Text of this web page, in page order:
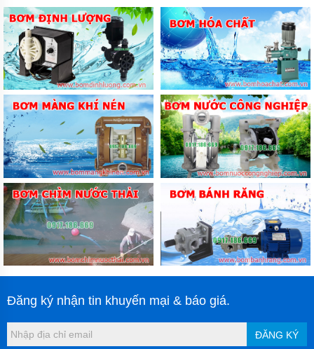
Đăng ký nhận tin khuyến mại & báo giá.
ĐĂNG KÝ